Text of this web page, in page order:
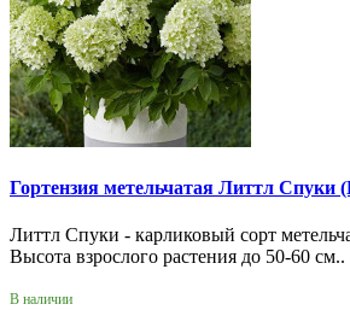
Гортензия метельчатая Литтл Спуки
Литтл Спуки - карликовый сорт
Высота взрослого растения до 50-60 см..
В наличии